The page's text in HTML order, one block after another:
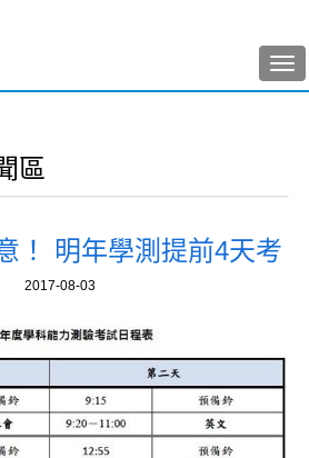
區
！ 明年學測提前4天考
2017-08-03